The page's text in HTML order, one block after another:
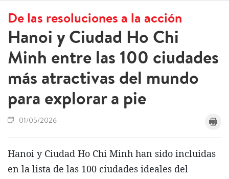
De las resoluciones a la acción
Hanoi y Ciudad Ho Chi
Minh entre las 100 ciudades
más atractivas del mundo
para explorar a pie
01/05/2026
Hanoi y Ciudad Ho Chi Minh han sido incluidas
en la lista de las 100 ciudades ideales del